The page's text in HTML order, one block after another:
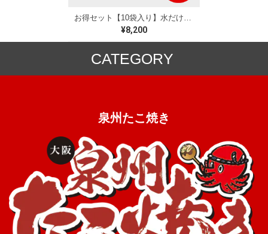
お得セット【10袋入り】水だけでできる！たこ焼きミックス粉
¥8,200
CATEGORY
ミックス粉 冷凍食品
泉州たこ焼き